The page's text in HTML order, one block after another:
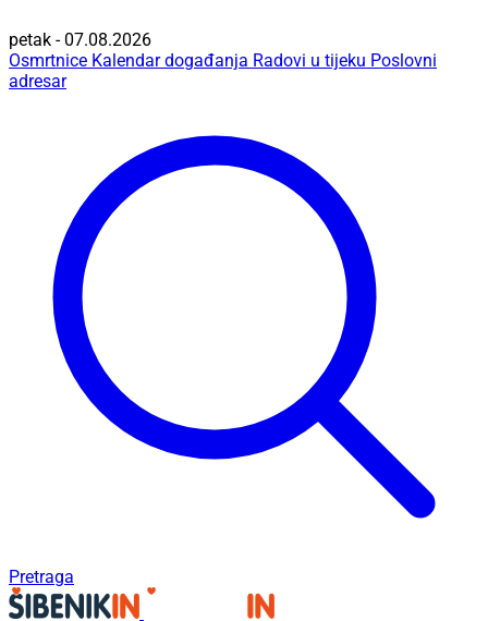
petak - 07.08.2026
Osmrtnice Kalendar događanja Radovi u tijeku Poslovni
adresar
Pretraga